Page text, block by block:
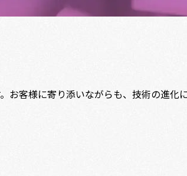
お客様に寄り添いながらも、技術の進